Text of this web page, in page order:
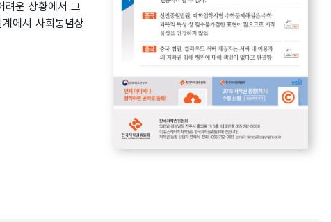
려운 상황에서 그
에서 사회통념상